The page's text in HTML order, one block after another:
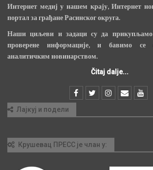
Интернет медиј у нашем крају, Интернет
портал за грађане Расинског округа.
Наши циљеви и задаци су да прикупљамо
проверене информације, и бавимо се
аналитичким новинарством.
Čitaj dalje...
Лајкуј и подели
Крушевац ПРЕСС је члан у: